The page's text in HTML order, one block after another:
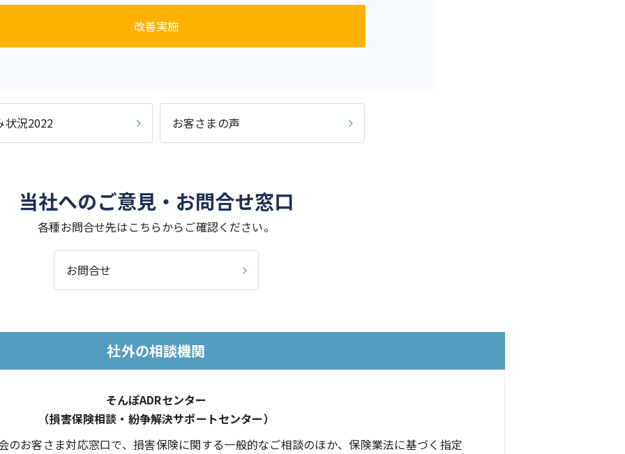
改善実施
状況2022 お客さまの声
当社へのご意見・お問合せ窓口
各種お問合せ先はこちらからご確認ください。
お問合せ
社外の相談機関
そんぽADRセンター
（損害保険相談・紛争解決サポートセンター）
のお客さま対応窓口で、損害保険に関する一般的なご相談のほか、保険業法に基づく指定